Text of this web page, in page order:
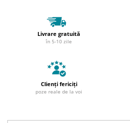
Livrare gratuită
în 5-10 zile
Clienți fericiți
poze reale de la voi